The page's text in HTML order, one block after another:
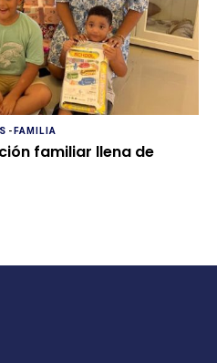
-FAMILIA
familiar llena de